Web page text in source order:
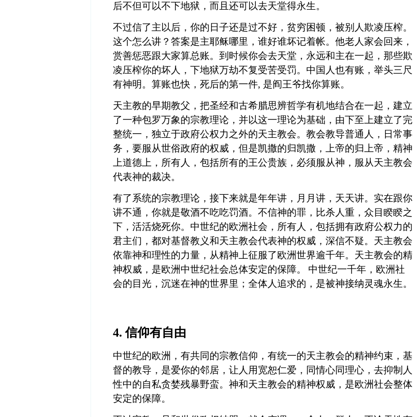
后不但可以不下地狱，而且还可以去天堂得永生。
不过信了主以后，你的日子还是过不好，贫穷困顿，被别人欺凌压榨。
这个怎么讲？答案是主耶稣哪里，谁好谁坏记着帐。他老人家会回来，
赏善惩恶跟大家算总账。到时候你会去天堂，永远和主在一起，那些欺
凌压榨你的坏人，下地狱万劫不复受苦受罚。中国人也有账，举头三尺
有神明。算账也快，死后的第一件, 是阎王爷找你算账。
天主教的早期教父，把圣经和古希腊思辨哲学有机地结合在一起，建立
了一种包罗万象的宗教理论，并以这一理论为基础，由下至上建立了完
整统一，独立于政府公权力之外的天主教会。教会教导普通人，日常事
务，要服从世俗政府的权威，但是凯撒的归凯撒，上帝的归上帝，精神
上道德上，所有人，包括所有的王公贵族，必须服从神，服从天主教会
代表神的裁决。
有了系统的宗教理论，接下来就是年年讲，月月讲，天天讲。实在跟你
讲不通，你就是敬酒不吃吃罚酒。不信神的罪，比杀人重，众目睽睽之
下，活活烧死你。中世纪的欧洲社会，所有人，包括拥有政府公权力的
君主们，都对基督教义和天主教会代表神的权威，深信不疑。天主教会
依靠神和理性的力量，从精神上征服了欧洲世界逾千年。天主教会的精
神权威，是欧洲中世纪社会总体安定的保障。
中世纪一千年，欧洲社
会的目光，沉迷在神的世界里；全体人追求的，是被神接纳灵魂永生。
4.信仰有自由
中世纪的欧洲，有共同的宗教信仰，有统一的天主教会的精神约束，基
督的教导，是爱你的邻居，让人用宽恕仁爱，同情心同理心，去抑制人
性中的自私贪婪残暴野蛮。神和天主教会的精神权威，是欧洲社会整体
安定的保障。